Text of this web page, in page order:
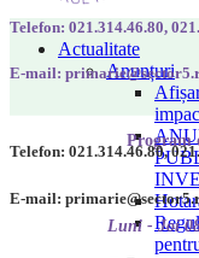
Actualitate
Anunțuri
Telefon: 021.314.46.80,
E-mail:
Program
Luni - Joi
Telefon: 021.314.46.80,
E-mail: